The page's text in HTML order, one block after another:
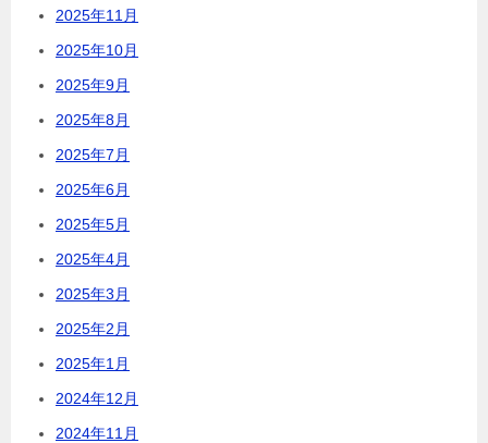
2025年11月
2025年10月
2025年9月
2025年8月
2025年7月
2025年6月
2025年5月
2025年4月
2025年3月
2025年2月
2025年1月
2024年12月
2024年11月